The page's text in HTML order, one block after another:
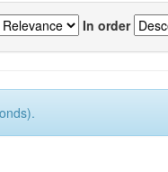
In order